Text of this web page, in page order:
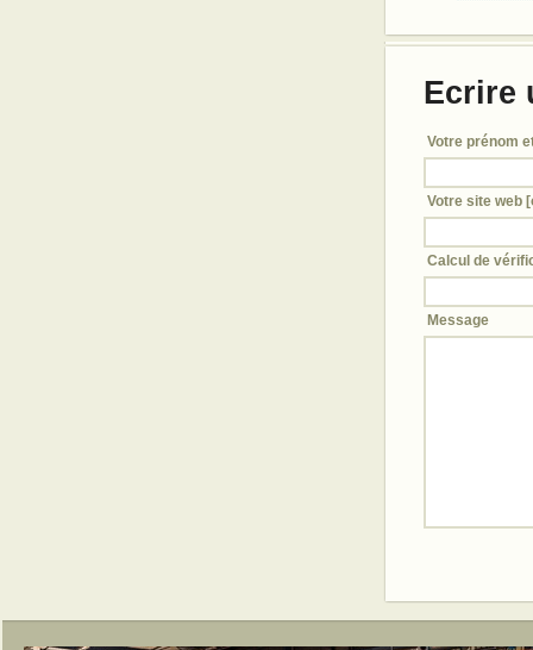
Ecrire
Votre prénom
Votre site web
Calcul de
Message